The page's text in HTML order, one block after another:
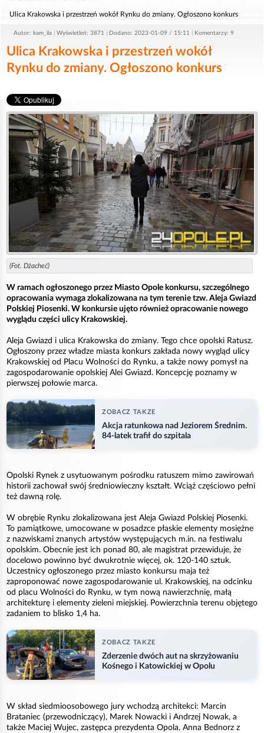
Ulica Krakowska i przestrzeń wokół Rynku do zmiany. Ogłoszono konkurs
Autor: kam_ila Wyświetleń: 3871 Dodano: 2023-01-09 / 15:11 Komentarzy: 9
Ulica Krakowska i przestrzeń wokół
Rynku do zmiany. Ogłoszono konkurs
(Fot. Dżacheć)
W ramach ogłoszonego przez Miasto Opole konkursu, szczególnego
opracowania wymaga zlokalizowana na tym terenie tzw. Aleja Gwiazd
Polskiej Piosenki. W konkursie ujęto również opracowanie nowego
wyglądu części ulicy Krakowskiej.
Aleja Gwiazd i ulica Krakowska do zmiany. Tego chce opolski Ratusz.
Ogłoszony przez władze miasta konkurs zakłada nowy wygląd ulicy
Krakowskiej od Placu Wolności do Rynku, a także nowy pomysł na
zagospodarowanie opolskiej Alei Gwiazd. Koncepcję poznamy w
pierwszej połowie marca.
ZOBACZ TAKZE
Akcja ratunkowa nad Jeziorem Średnim.
84-latek trafił do szpitala
Opolski Rynek z usytuowanym pośrodku ratuszem mimo zawirowań
historii zachował swój średniowieczny kształt. Wciąż częściowo pełni
też dawną rolę.
W obrębie Rynku zlokalizowana jest Aleja Gwiazd Polskiej Piosenki.
To pamiątkowe, umocowane w posadzce płaskie elementy mosiężne
z nazwiskami znanych artystów występujących m.in. na festiwalu
opolskim. Obecnie jest ich ponad 80, ale magistrat przewiduje, że
docelowo powinno być dwukrotnie więcej, ok. 120-140 sztuk.
Uczestnicy ogłoszonego przez miasto konkursu maja też
zaproponować nowe zagospodarowanie ul. Krakowskiej, na odcinku
od placu Wolności do Rynku, w tym nową nawierzchnię, małą
architekturę i elementy zieleni miejskiej. Powierzchnia terenu objętego
zadaniem to blisko 1,4 ha.
ZOBACZ TAKZE
Zderzenie dwóch aut na skrzyżowaniu
Kośnego i Katowickiej w Opolu
W skład siedmioosobowego jury wchodzą architekci: Marcin
Brataniec (przewodniczący), Marek Nowacki i Andrzej Nowak, a
także Maciej Wujec, zastępca prezydenta Opola, Anna Bednorz z